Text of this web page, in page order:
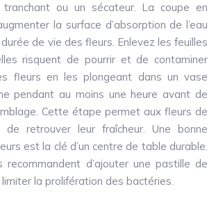
ou un sécateur. La coupe en
la surface d’absorption de l’eau
de vie des fleurs. Enlevez les feuilles
risquent de pourrir et de contaminer
fleurs en les plongeant dans un vase
pendant au moins une heure avant de
Cette étape permet aux fleurs de
retrouver leur fraîcheur. Une bonne
est la clé d’un centre de table durable.
recommandent d’ajouter une pastille de
limiter la prolifération des bactéries.